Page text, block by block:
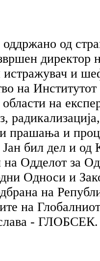
од
директор
и
на
на
прашања и
бил дел и од
Одделот за
Односи и
на
на
- ГЛОБСЕК.